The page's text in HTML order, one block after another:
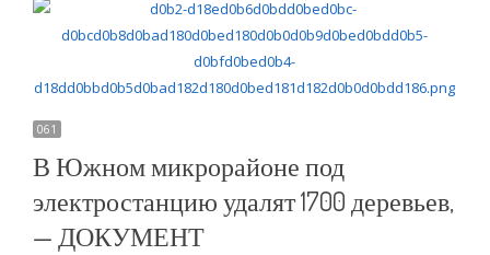
061
В Южном микрорайоне под
электростанцию удалят 1700 деревьев,
— ДОКУМЕНТ